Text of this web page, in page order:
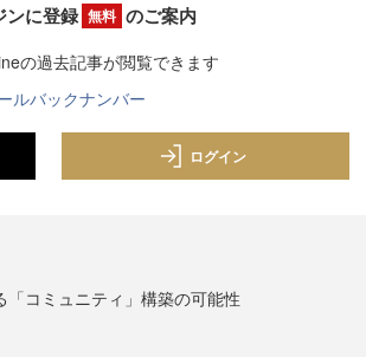
ンに登録 無料 のご案内
の過去記事が閲覧できます
ルバックナンバー
ログイン
「コミュニティ」構築の可能性